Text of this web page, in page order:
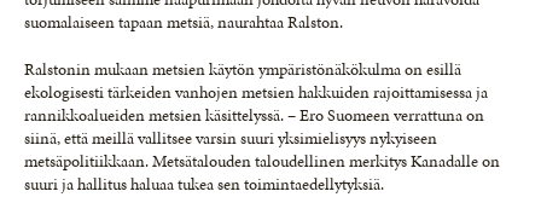
suomalaiseen tapaan metsiä, naurahtaa Ralston.
Ralstonin mukaan metsien käytön ympäristönäkökulma on esillä
ekologisesti tärkeiden vanhojen metsien hakkuiden rajoittamisessa ja
rannikkoalueiden metsien käsittelyssä. – Ero Suomeen verrattuna on
siinä, että meillä vallitsee varsin suuri yksimielisyys nykyiseen
metsäpolitiikkaan. Metsätalouden taloudellinen merkitys Kanadalle on
suuri ja hallitus haluaa tukea sen toimintaedellytyksiä.